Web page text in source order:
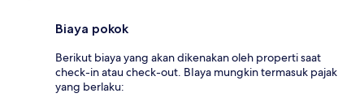
Biaya pokok
Berikut biaya yang akan dikenakan oleh properti saat
check-in atau check-out. BIaya mungkin termasuk pajak
yang berlaku: